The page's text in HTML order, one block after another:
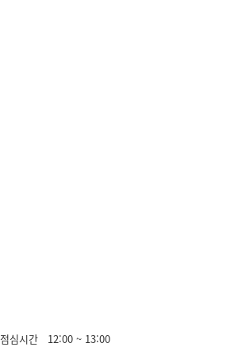
점심시간 12:00 ~ 13:00